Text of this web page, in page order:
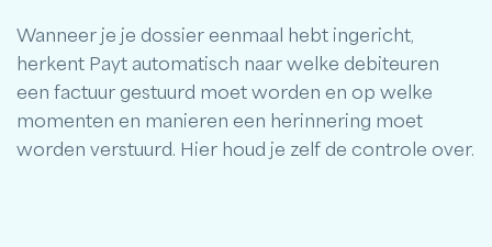
Wanneer je je dossier eenmaal hebt ingericht,
herkent Payt automatisch naar welke debiteuren
een factuur gestuurd moet worden en op welke
momenten en manieren een herinnering moet
worden verstuurd. Hier houd je zelf de controle over.